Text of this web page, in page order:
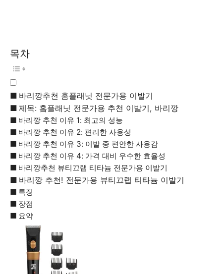
목차
바리깡추천 홈플래닛 전문가용 이발기
제목: 홈플래닛 전문가용 추천 이발기, 바리깡
바리깡 추천 이유 1: 최고의 성능
바리깡 추천 이유 2: 편리한 사용성
바리깡 추천 이유 3: 이발 중 편안한 사용감
바리깡 추천 이유 4: 가격 대비 우수한 효율성
바리깡추천 뷰티끄랩 티타늄 전문가용 이발기
바리깡 추천! 전문가용 뷰티끄랩 티타늄 이발기
특징
장점
요약